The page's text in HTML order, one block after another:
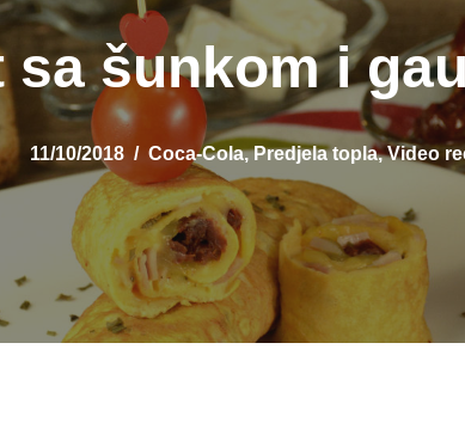
sa šunkom i
11/10/2018 Coca-Cola,Predjela topla,Video